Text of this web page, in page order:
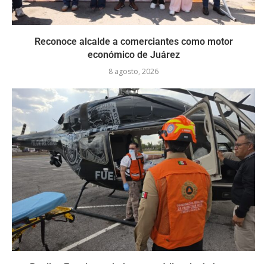
Reconoce alcalde a comerciantes como motor
económico de Juárez
8 agosto, 2026